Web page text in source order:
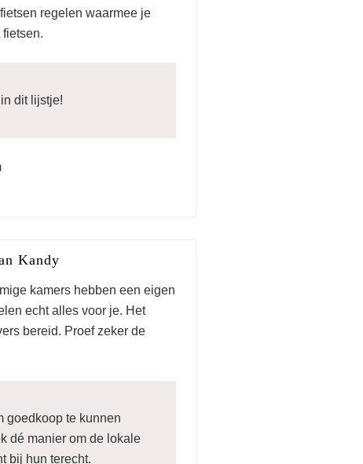
regelen waarmee je
fietsen.
dit lijstje!
Kandy
kamers hebben een eigen
echt alles voor je. Het
bereid. Proef zeker de
goedkoop te kunnen
dé manier om de lokale
bij hun terecht.